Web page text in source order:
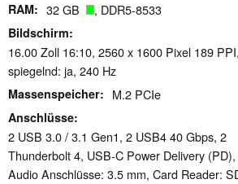
RAM 32 GB , DDR5-8533
Bildschirm
16.00 Zoll 16:10, 2560 x 1600 Pixel 189
spiegelnd: ja, 240 Hz
Massenspeicher M.2 PCIe
Anschlüsse
2 USB 3.0 / 3.1 Gen1, 2 USB4 40 Gbps, 2
Thunderbolt 4, USB-C Power Delivery
Audio Anschlüsse: 3.5 mm, Card Reader: